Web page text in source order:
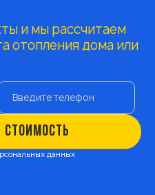
и мы рассчитаем
отопления дома или
СТОИМОСТЬ
данных